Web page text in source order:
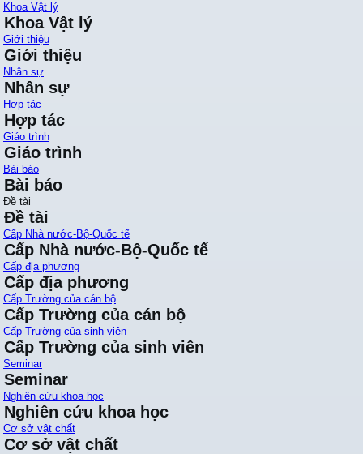
Khoa Vật lý
Khoa Vật lý
Giới thiệu
Giới thiệu
Nhân sự
Nhân sự
Hợp tác
Hợp tác
Giáo trình
Giáo trình
Bài báo
Bài báo
Đề tài
Đề tài
Cấp Nhà nước-Bộ-Quốc tế
Cấp Nhà nước-Bộ-Quốc tế
Cấp địa phương
Cấp địa phương
Cấp Trường của cán bộ
Cấp Trường của cán bộ
Cấp Trường của sinh viên
Cấp Trường của sinh viên
Seminar
Seminar
Nghiên cứu khoa học
Nghiên cứu khoa học
Cơ sở vật chất
Cơ sở vật chất